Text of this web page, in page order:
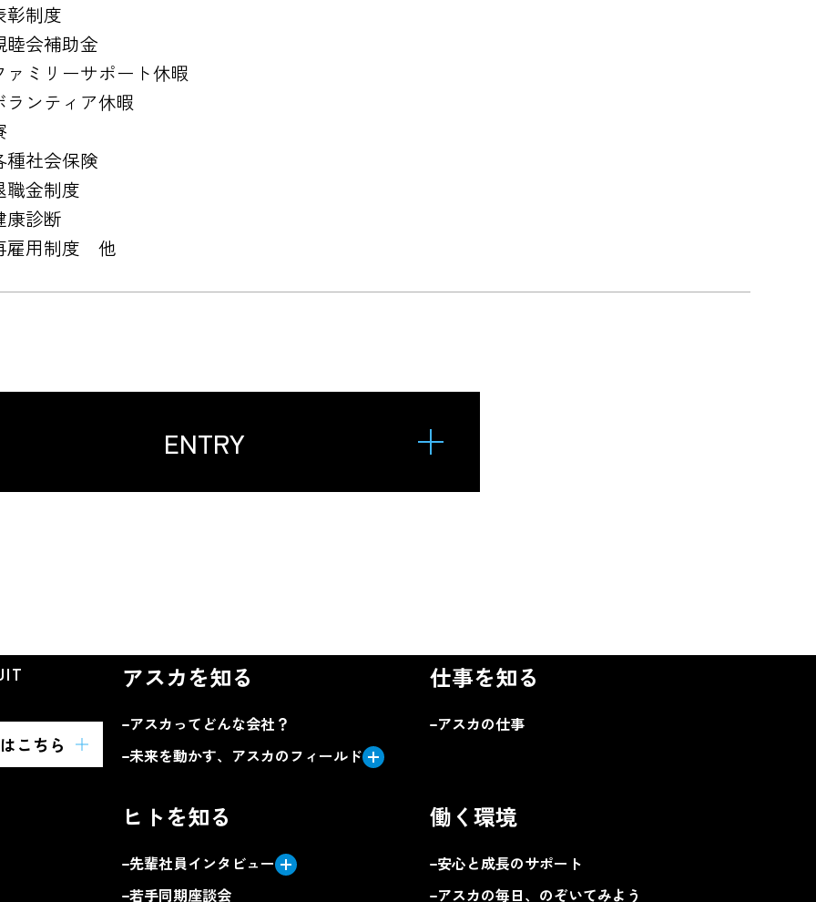
彰制度
睦会補助金
ァミリーサポート休暇
ランティア休暇
種社会保険
職金制度
康診断
雇用制度 他
ENTRY
こちら
アスカを知る
アスカってどんな会社？
未来を動かす、アスカのフィールド
制御システム事業
ロボットシステム事業
仕事を知る
アスカの仕事
ヒトを知る
先輩社員インタビュー
先輩社員01（機械設計）
若手同期座談会
働く環境
安心と成長のサポート
アスカの毎日、のぞいてみよう